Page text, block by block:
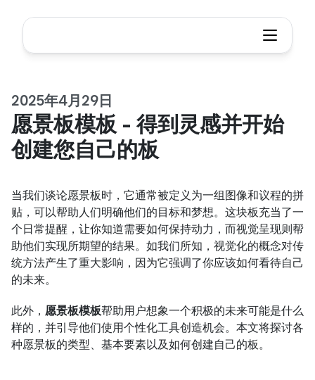
2025年4月29日
愿景板模板 - 得到灵感并开始
创建您自己的板
当我们谈论愿景板时，它通常被定义为一组图像和议程的拼
贴，可以帮助人们明确他们的目标和梦想。这块板充当了一
个日常提醒，让你知道需要如何保持动力，而视觉呈现则帮
助他们实现所期望的结果。如我们所知，视觉化的概念对传
统方法产生了重大影响，因为它强调了你应该如何看待自己
的未来。
此外， 愿景板模板帮助用户想象一个积极的未来可能是什么
样的，并引导他们使用个性化工具创造机会。本文将探讨各
种愿景板的类型、基本要素以及如何创建自己的板。